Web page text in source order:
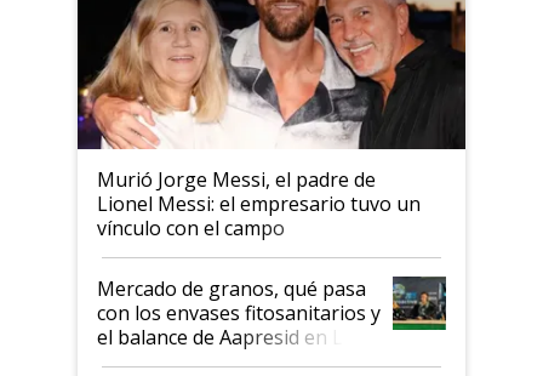
Murió Jorge Messi, el padre de
Lionel Messi: el empresario tuvo un
vínculo con el campo
Mercado de granos, qué pasa
con los envases fitosanitarios y
el balance de Aapresid en La
Posta